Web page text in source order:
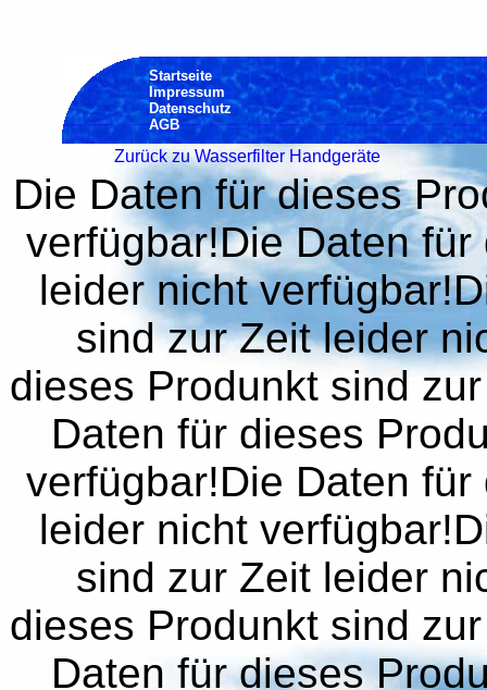
Startseite
Impressum
Datenschutz
AGB
Zurück zu Wasserfilter Handgeräte
Die Daten für dieses
verfügbar!Die Daten
leider nicht
sind zur Zeit leider
dieses Produnkt sind
Daten für dieses
verfügbar!Die Daten
leider nicht
sind zur Zeit leider
dieses Produnkt sind
Daten für dieses